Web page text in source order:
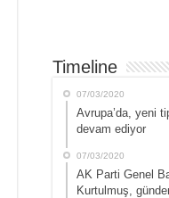
Timeline
07/03/2020
Avrupa’da, yeni
devam ediyor
07/03/2020
AK Parti Genel
Kurtulmuş,